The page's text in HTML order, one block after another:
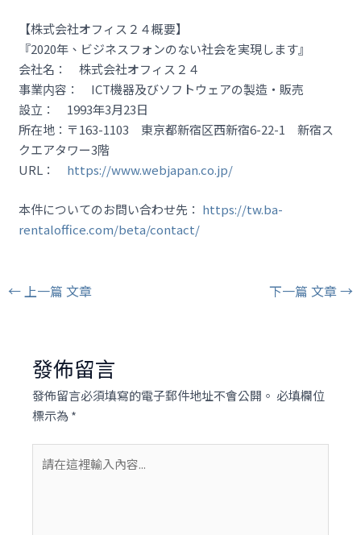
【株式会社オフィス２４概要】
『2020年、ビジネスフォンのない社会を実現します』
会社名： 株式会社オフィス２４
事業内容： ICT機器及びソフトウェアの製造・販売
設立： 1993年3月23日
所在地：〒163-1103 東京都新宿区西新宿6-22-1 新宿ス
クエアタワー3階
URL： https://www.webjapan.co.jp/
本件についてのお問い合わせ先： https://tw.ba-
rentaloffice.com/beta/contact/
Post
←上一篇 文章 下一篇 文章→
發佈留言
發佈留言必須填寫的電子郵件地址不會公開。 必填欄位
標示為*
在